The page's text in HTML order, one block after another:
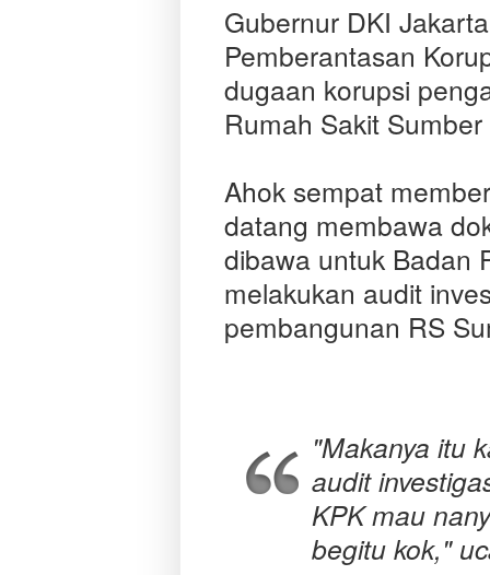
Gubernur DKI
Pemberantasan
dugaan korupsi
Rumah Sakit
Ahok sempat
datang membawa
dibawa untuk Badan
melakukan audit
pembangunan RS
"Makanya itu
audit
KPK mau
begitu kok,"